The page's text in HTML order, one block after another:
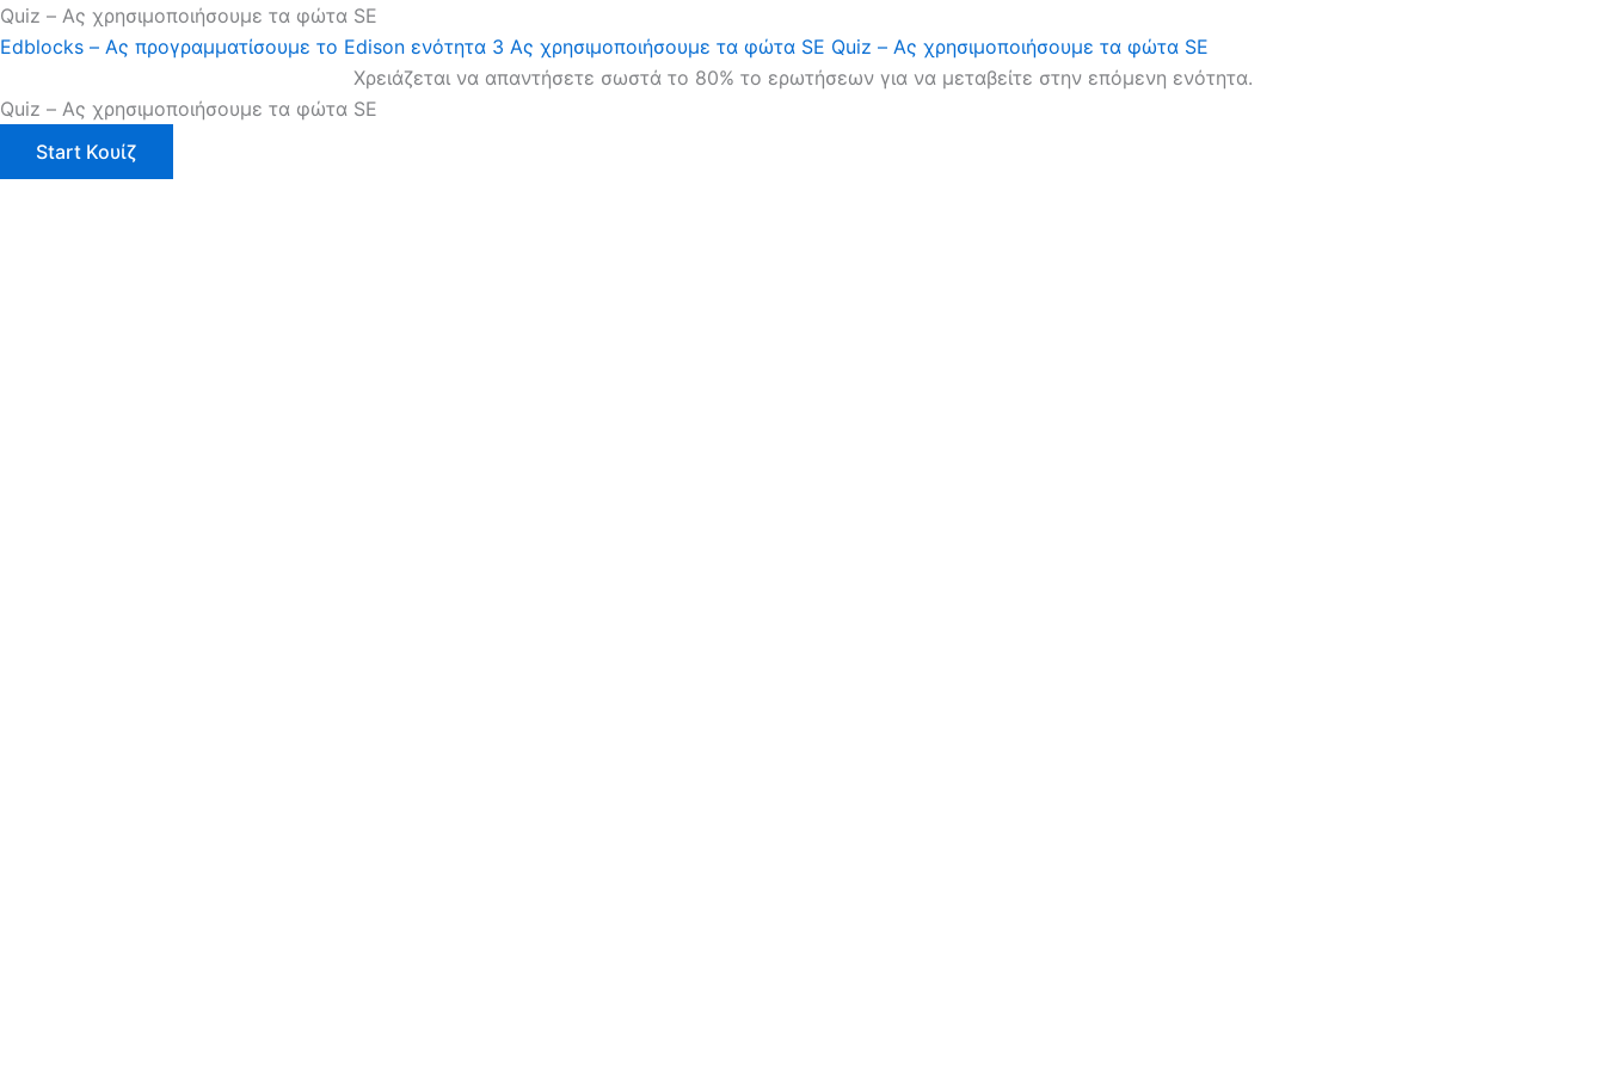
Quiz – Ας χρησιμοποιήσουμε τα φώτα SE
Edblocks – Ας προγραμματίσουμε το Edison ενότητα 3 Ας χρησιμοποιήσουμε τα φώτα SE Quiz – Ας χρησιμοποιήσουμε τα φώτα SE
Χρειάζεται να απαντήσετε σωστά το 80% το ερωτήσεων για να μεταβείτε στην επόμενη ενότητα.
Quiz – Ας χρησιμοποιήσουμε τα φώτα SE